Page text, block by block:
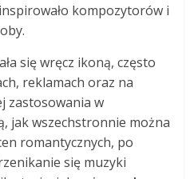
kompozytorów i
się wręcz ikoną, często
reklamach oraz na
zastosowania w
jak wszechstronnie można
romantycznych, po
się muzyki